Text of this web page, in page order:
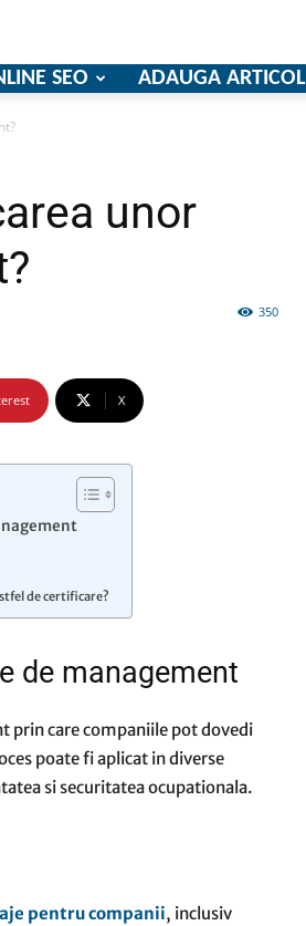
comunicate
de
presa
SEO ADAUGA ARTICOL
unor
350
X
de certificare?
de management
prin care companiile pot dovedi
poate fi aplicat in diverse
si securitatea ocupationala.
pentru companii, inclusiv